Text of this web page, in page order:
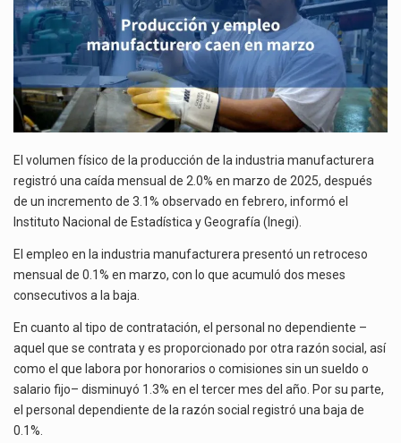
El gobierno de Estados Unidos anunciará un arancel del 15 % sobre los productos fabricados…
El Departamento de Agricultura de Estados Unidos (USDA) suspendió el 5 de agosto de 2026…
El volumen físico de la producción de la industria manufacturera
registró una caída mensual de 2.0% en marzo de 2025, después
de un incremento de 3.1% observado en febrero, informó el
Instituto Nacional de Estadística y Geografía (Inegi).
El empleo en la industria manufacturera presentó un retroceso
mensual de 0.1% en marzo, con lo que acumuló dos meses
consecutivos a la baja.
En cuanto al tipo de contratación, el personal no dependiente –
aquel que se contrata y es proporcionado por otra razón social, así
como el que labora por honorarios o comisiones sin un sueldo o
salario fijo– disminuyó 1.3% en el tercer mes del año. Por su parte,
el personal dependiente de la razón social registró una baja de
0.1%.